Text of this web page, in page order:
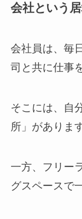
会社という
会社員は、毎
司と共に仕事
そこには、自
所」があります
一方、フリー
グスペースで